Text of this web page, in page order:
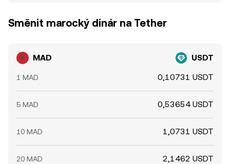
Směnit marocký dinár na Tether
MAD USDT
1 MAD 0,10731 USDT
5 MAD 0,53654 USDT
10 MAD 1,0731 USDT
20 MAD 2,1462 USDT